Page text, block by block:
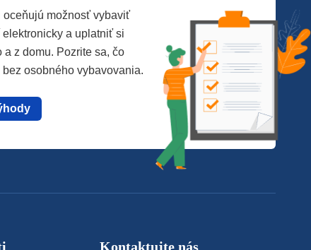
oceňujú možnosť vybaviť
a uplatniť si
a z domu. Pozrite sa, čo
osobného vybavovania.
Kontaktujte nás